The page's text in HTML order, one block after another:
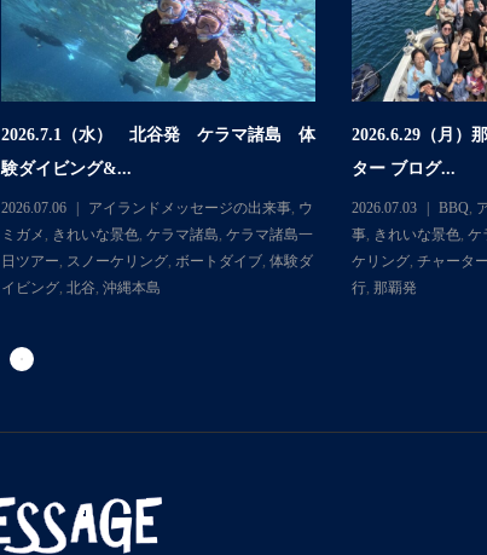
2026.7.1（水） 北谷発 ケラマ諸島 体
験ダイビング&...
2026.07.06 アイランドメッセージの出来事, ウ
ミガメ
きれいな景色, ケラマ諸島 ケラマ諸島一
日ツアー
スノーケリング, ボートダイブ, 体験ダ
イビング, 北谷 沖縄本島
2026.6.29（月）
ター ブログ...
2026.07.03 BBQ
事, きれいな景色, ケ
ケリング, チャータ
行, 那覇発